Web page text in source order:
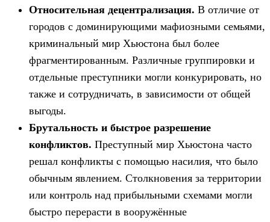
Относительная децентрализация. В отличие от
городов с доминирующими мафиозными семьями,
криминальный мир Хьюстона был более
фрагментированным. Различные группировки и
отдельные преступники могли конкурировать, но
также и сотрудничать, в зависимости от общей
выгоды.
Брутальность и быстрое разрешение
конфликтов. Преступный мир Хьюстона часто
решал конфликты с помощью насилия, что было
обычным явлением. Столкновения за территории
или контроль над прибыльными схемами могли
быстро перерасти в вооружённые